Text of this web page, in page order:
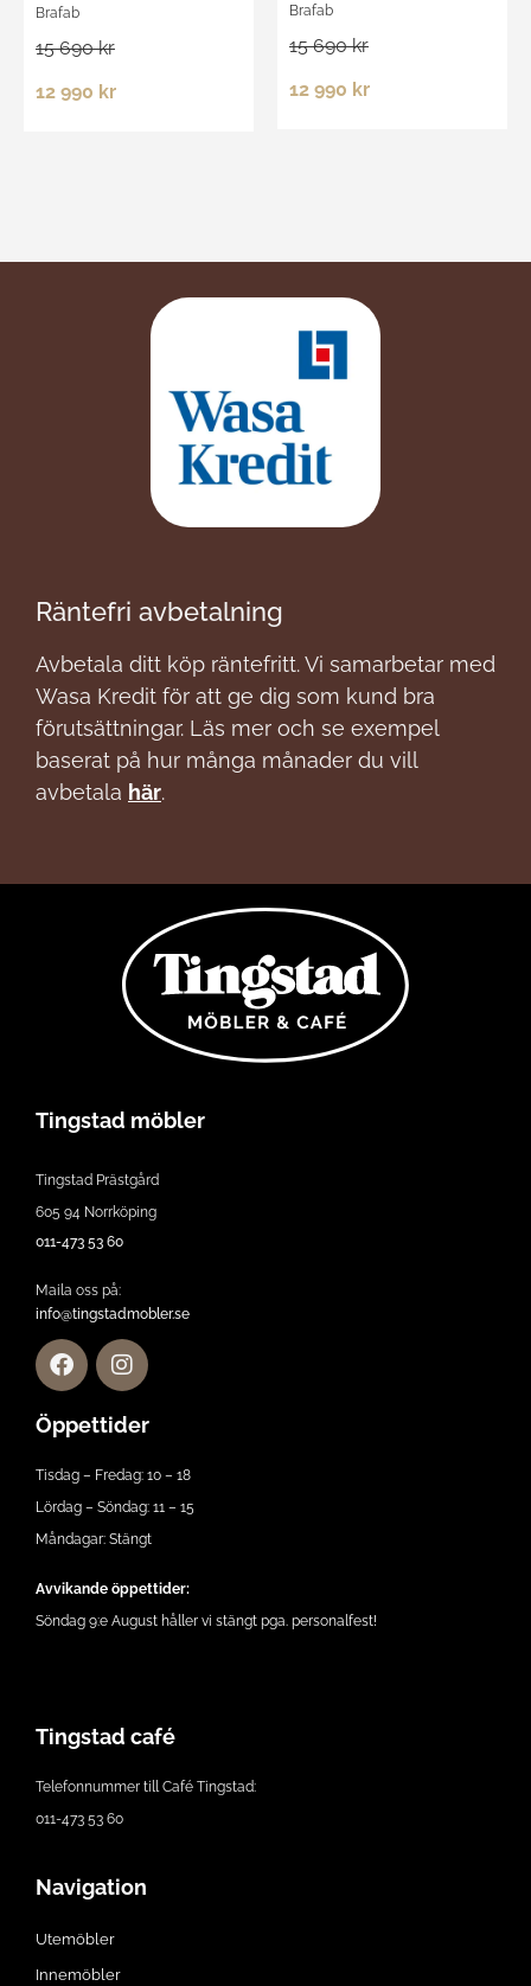
Brafab
15 690 kr
12 990 kr
Brafab
15 690 kr
12 990 kr
Räntefri avbetalning
Avbetala ditt köp räntefritt. Vi samarbetar med
Wasa Kredit för att ge dig som kund bra
förutsättningar. Läs mer och se exempel
baserat på hur många månader du vill
avbetala här.
Tingstad möbler
Tingstad Prästgård
605 94 Norrköping
011-473 53 60
Maila oss på:
info@tingstadmobler.se
Öppettider
Tisdag – Fredag: 10 – 18
Lördag – Söndag: 11 – 15
Måndagar: Stängt
Avvikande öppettider:
Söndag 9:e August håller vi stängt pga. personalfest!
Tingstad café
Telefonnummer till Café Tingstad:
011-473 53 60
Navigation
Utemöbler
Innemöbler